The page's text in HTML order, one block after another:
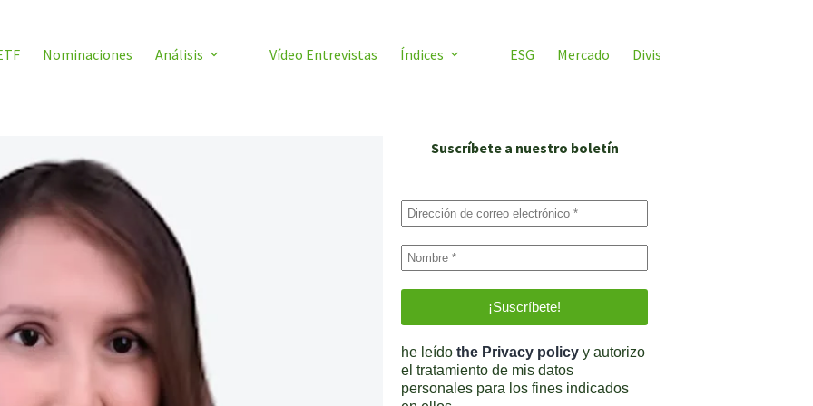
Nominaciones Análisis Vídeo Entrevistas Índices ESG Mercado Divisas
Suscríbete a nuestro boletín
he leído the Privacy policy y autorizo
el tratamiento de mis datos
personales para los fines indicados